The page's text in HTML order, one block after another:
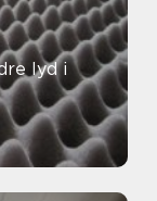
lyd i